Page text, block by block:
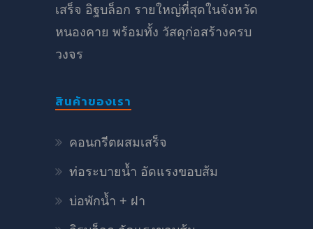
เสร็จ อิฐบล็อก รายใหญ่ที่สุดในจังหวัด
หนองคาย พร้อมทั้ง วัสดุก่อสร้างครบ
วงจร
สินค้าของเรา
คอนกรีตผสมเสร็จ
ท่อระบายน้ำ อัดแรงขอบส้ม
บ่อพักน้ำ + ฝา